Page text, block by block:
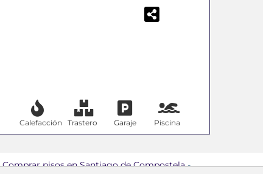
Piscina
Garaje
Trastero
Calefacción
Comprar pisos en Santiago de Compostela-